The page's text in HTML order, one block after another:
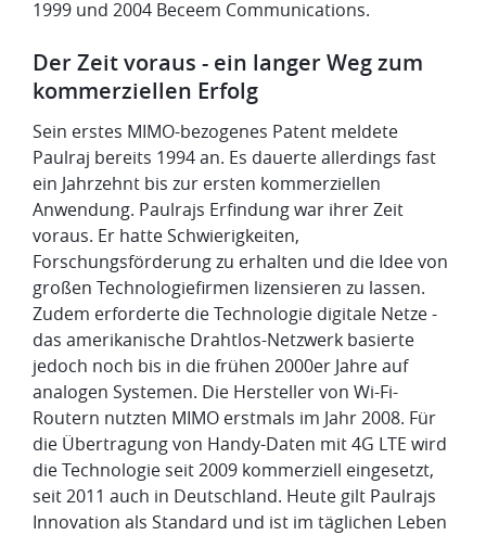
1999 und 2004 Beceem Communications.
Der Zeit voraus - ein langer Weg zum
kommerziellen Erfolg
Sein erstes MIMO-bezogenes Patent meldete
Paulraj bereits 1994 an. Es dauerte allerdings fast
ein Jahrzehnt bis zur ersten kommerziellen
Anwendung. Paulrajs Erfindung war ihrer Zeit
voraus. Er hatte Schwierigkeiten,
Forschungsförderung zu erhalten und die Idee von
großen Technologiefirmen lizensieren zu lassen.
Zudem erforderte die Technologie digitale Netze -
das amerikanische Drahtlos-Netzwerk basierte
jedoch noch bis in die frühen 2000er Jahre auf
analogen Systemen. Die Hersteller von Wi-Fi-
Routern nutzten MIMO erstmals im Jahr 2008. Für
die Übertragung von Handy-Daten mit 4G LTE wird
die Technologie seit 2009 kommerziell eingesetzt,
seit 2011 auch in Deutschland. Heute gilt Paulrajs
Innovation als Standard und ist im täglichen Leben